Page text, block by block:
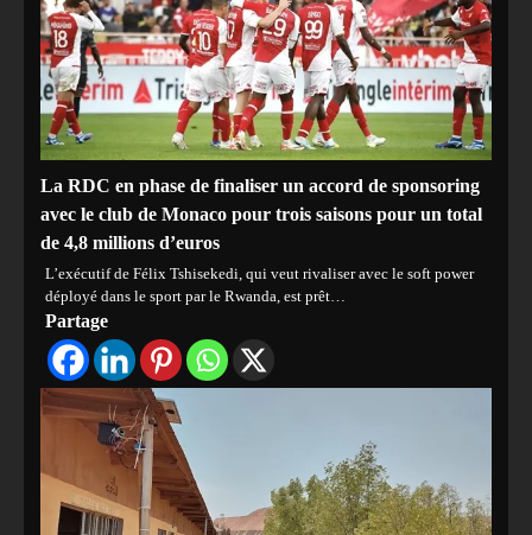
La RDC en phase de finaliser un accord de sponsoring
avec le club de Monaco pour trois saisons pour un total
de 4,8 millions d’euros
L’exécutif de Félix Tshisekedi, qui veut rivaliser avec le soft power
déployé dans le sport par le Rwanda, est prêt…
Partage